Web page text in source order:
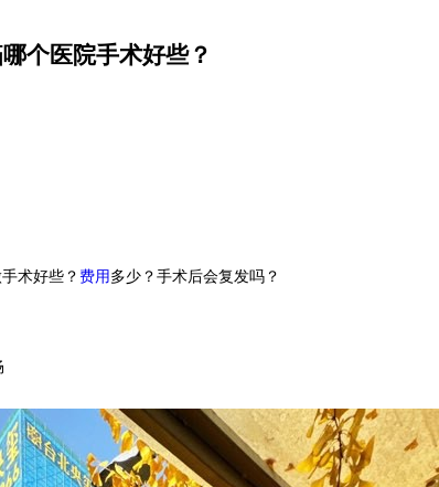
个医院手术好些？
术好些？ 费用多少？手术后会复发吗？